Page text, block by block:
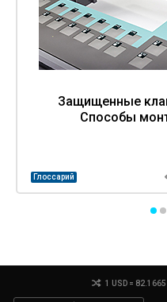
Защищенные
Способы
Глоссарий
1 USD =